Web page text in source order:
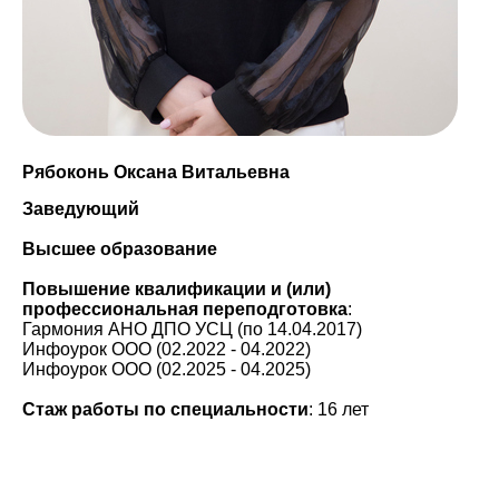
Рябоконь Оксана Витальевна
Заведующий
Высшее образование
Повышение квалификации и (или)
профессиональная переподготовка:
Гармония АНО ДПО УСЦ (по 14.04.2017)
Инфоурок ООО (02.2022 - 04.2022)
Инфоурок ООО (02.2025 - 04.2025)
Стаж работы по специальности: 16 лет